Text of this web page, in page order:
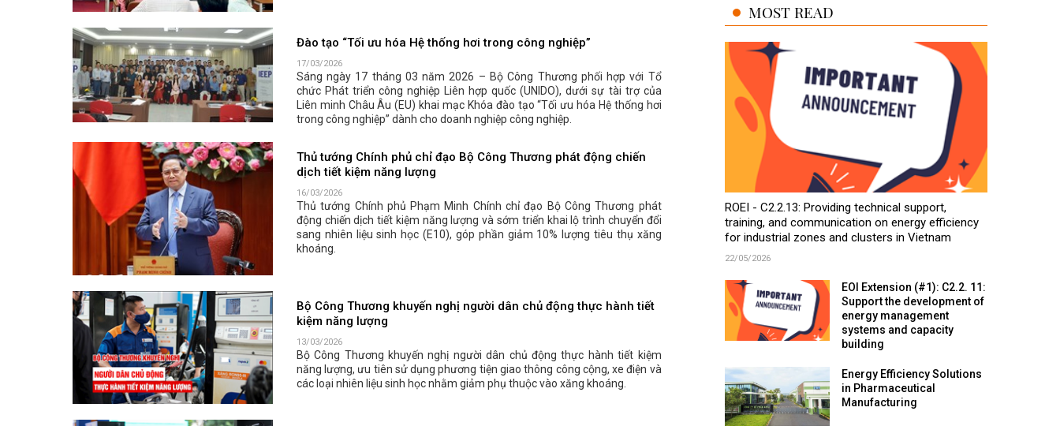
Đào tạo “Tối ưu hóa Hệ thống hơi trong công nghiệp”
17/03/2026
Sáng ngày 17 tháng 03 năm 2026 – Bộ Công Thương phối hợp với Tổ
chức Phát triển công nghiệp Liên hợp quốc (UNIDO), dưới sự tài trợ của
Liên minh Châu Âu (EU) khai mạc Khóa đào tạo “Tối ưu hóa Hệ thống hơi
trong công nghiệp” dành cho doanh nghiệp công nghiệp.
Thủ tướng Chính phủ chỉ đạo Bộ Công Thương phát động chiến
dịch tiết kiệm năng lượng
16/03/2026
Thủ tướng Chính phủ Phạm Minh Chính chỉ đạo Bộ Công Thương phát
động chiến dịch tiết kiệm năng lượng và sớm triển khai lộ trình chuyển đổi
sang nhiên liệu sinh học (E10), góp phần giảm 10% lượng tiêu thụ xăng
khoáng.
Bộ Công Thương khuyến nghị người dân chủ động thực hành tiết
kiệm năng lượng
13/03/2026
Bộ Công Thương khuyến nghị người dân chủ động thực hành tiết kiệm
năng lượng, ưu tiên sử dụng phương tiện giao thông công cộng, xe điện và
các loại nhiên liệu sinh học nhằm giảm phụ thuộc vào xăng khoáng.
MOST READ
ROEI - C2.2.13: Providing technical support,
training, and communication on energy efficiency
for industrial zones and clusters in Vietnam
22/05/2026
EOI Extension (#1): C2.2. 11:
Support the development of
energy management
systems and capacity
building
Energy Efficiency Solutions
in Pharmaceutical
Manufacturing